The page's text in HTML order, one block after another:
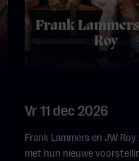
Frank
Roy
Vr 11 dec 2026
Frank Lammers en JW
met hun nieuwe